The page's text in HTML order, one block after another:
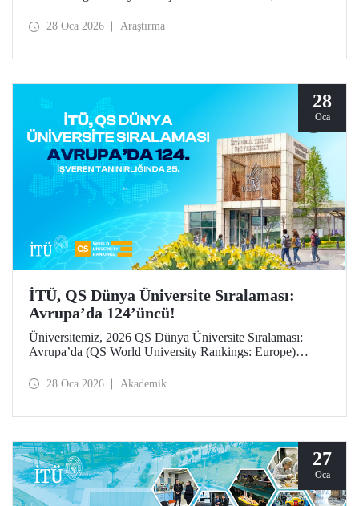
Programı’nın 2025 yılı 1’inci dönem çağrısı kapsamında
28 Oca 2026 Araştırma
28
Oca
İTÜ, QS Dünya Üniversite Sıralaması:
Avrupa’da 124’üncü!
Üniversitemiz, 2026 QS Dünya Üniversite Sıralaması:
Avrupa’da (QS World University Rankings: Europe)
25’inci sırada konumlanan İTÜ, “yurt dışına giden değişim
28 Oca 2026 Akademik
27
Oca